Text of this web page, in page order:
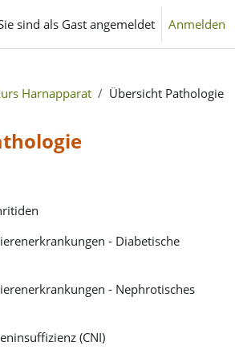
umschalten
sind als Gast angemeldet Anmelden
Harnapparat Übersicht Pathologie
- Diabetische
- Nephrotisches
(CNI)